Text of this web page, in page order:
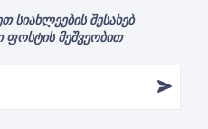
შესახებ
მეშვეობით